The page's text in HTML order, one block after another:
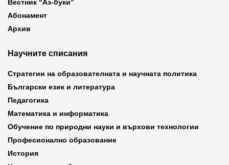
Вестник “Аз-буки”
Абонамент
Архив
Научните списания
Стратегии на образователната и научната политика
Български език и литература
Педагогика
Математика и информатика
Обучение по природни науки и върхови технологии
Професионално образование
История